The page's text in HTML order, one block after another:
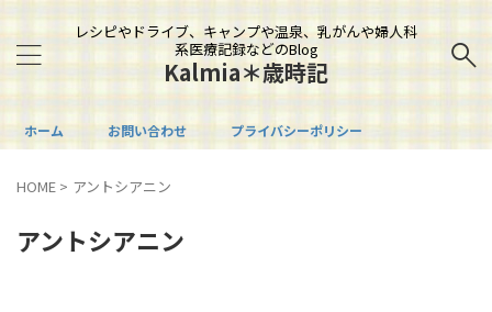
レシピやドライブ、キャンプや温泉、乳がんや婦人科
系医療記録などのBlog
Kalmia＊歳時記
ホーム お問い合わせ プライバシーポリシー
HOME > アントシアニン
アントシアニン